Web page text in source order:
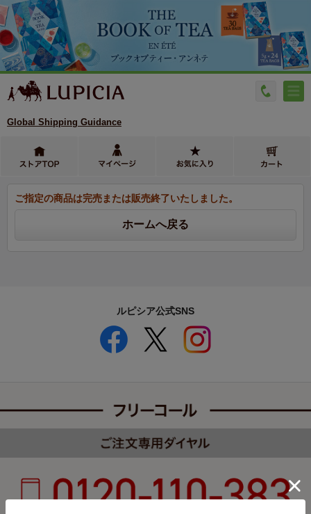
Global Shipping Guidance
ご指定の商品は完売または販売終了いたしました。
ルピシア公式SNS